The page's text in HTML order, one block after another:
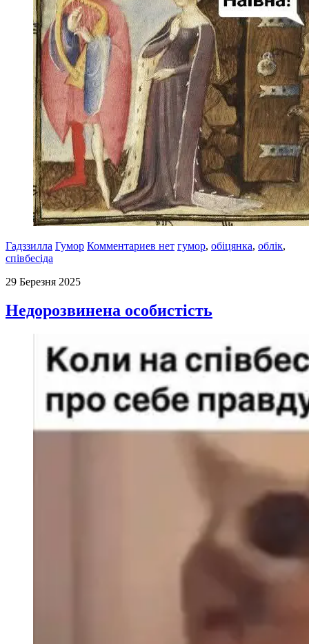
Гадззилла Гумор Комментариев нет гумор, обіцянка, облік,
співбесіда
29 Березня 2025
Недорозвинена особистість